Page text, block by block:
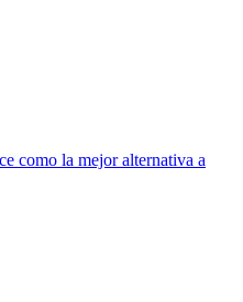
como la mejor alternativa a